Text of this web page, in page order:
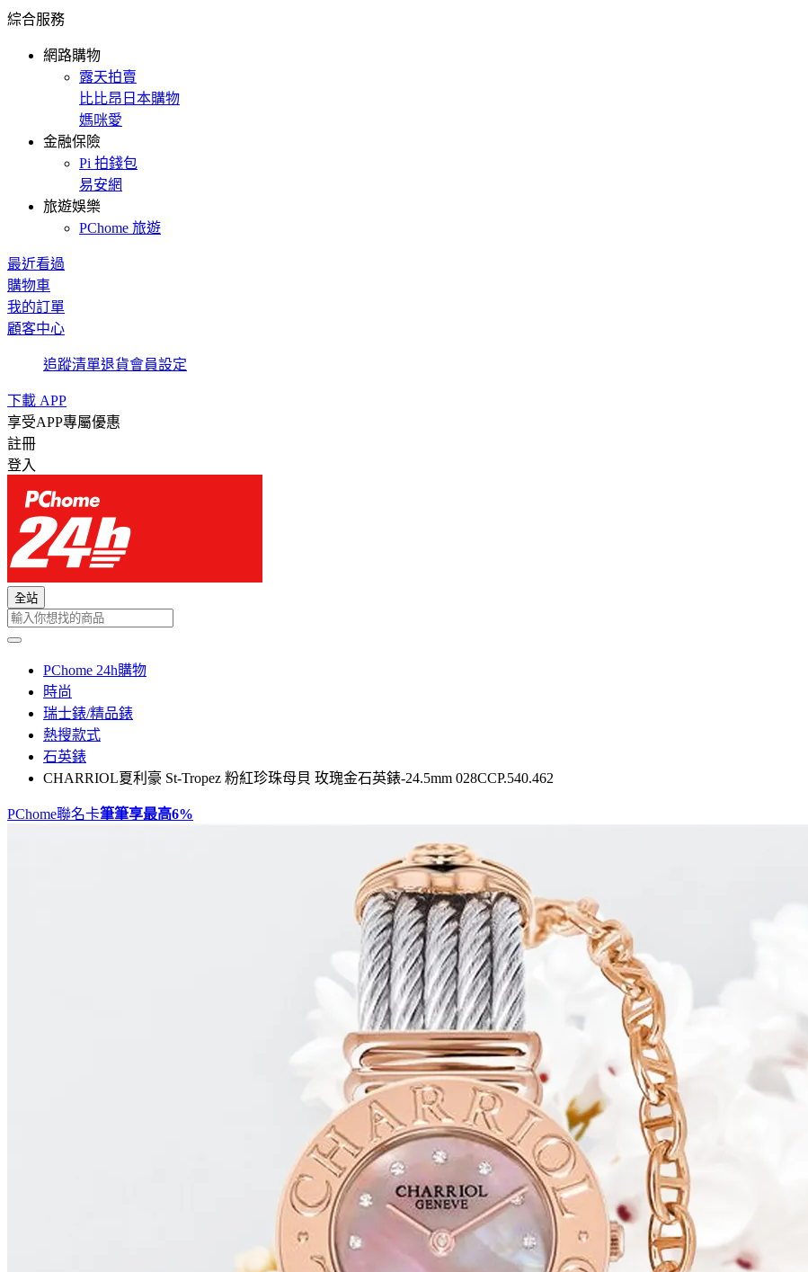
綜合服務
網路購物
露天拍賣
比比昂日本購物
媽咪愛
金融保險
Pi 拍錢包
易安網
旅遊娛樂
PChome 旅遊
最近看過
購物車
我的訂單
顧客中心
追蹤清單退貨會員設定
下載 APP
享受APP專屬優惠
註冊
登入
全站
PChome 24h購物
時尚
瑞士錶/精品錶
熱搜款式
石英錶
CHARRIOL夏利豪 St-Tropez 粉紅珍珠母貝 玫瑰金石英錶-24.5mm 028CCP.540.462
PChome聯名卡筆筆享最高6%